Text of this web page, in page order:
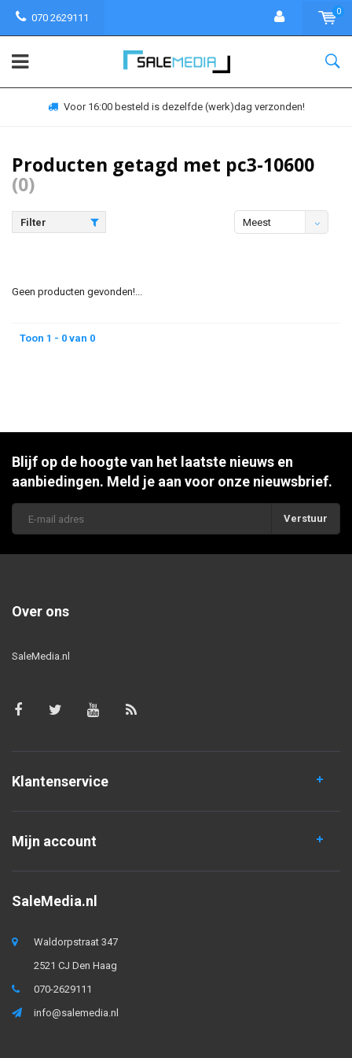
070 2629111
0
Voor 16:00 besteld is dezelfde (werk)dag verzonden!
Producten getagd met pc3-10600
(0)
Filter
Meest
Geen producten gevonden!...
Toon 1 - 0 van 0
Blijf op de hoogte van het laatste nieuws en
aanbiedingen. Meld je aan voor onze nieuwsbrief.
Verstuur
Over ons
SaleMedia.nl
Klantenservice
Mijn account
SaleMedia.nl
Waldorpstraat 347
2521 CJ Den Haag
070-2629111
info@salemedia.nl